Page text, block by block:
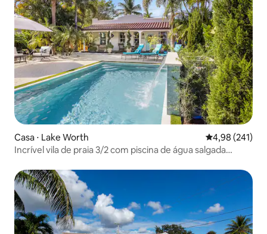
Casa ⋅ Lake Worth 4,98 de uma
4,98 (241)
Incrível vila de praia 3/2 com piscina de água salgada